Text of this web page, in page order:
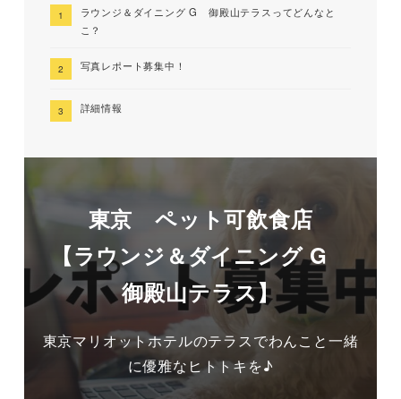
ラウンジ＆ダイニング G 御殿山テラスってどんなと
こ？
写真レポート募集中！
詳細情報
東京 ペット可飲食店
【ラウンジ＆ダイニング G
御殿山テラス】
東京マリオットホテルのテラスでわんこと一緒
に優雅なヒトトキを♪